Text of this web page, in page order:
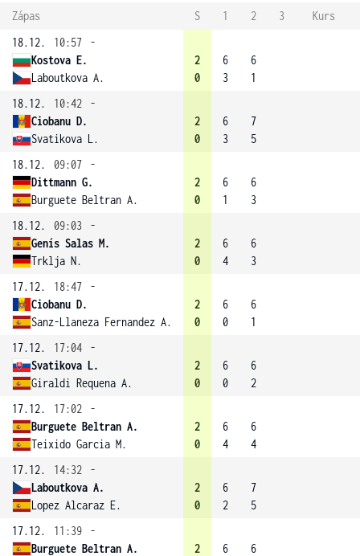
Zápas S 1 2 3
Kurs
18.12.
10:57
-
Kostova E.
Laboutkova A.
2
0
6
3
6
1
18.12.
10:42
-
Ciobanu D.
Svatikova L.
2
0
6
3
7
5
18.12.
09:07
-
Dittmann G.
Burguete Beltran A.
2
0
6
1
6
3
18.12.
09:03
-
Genís Salas M.
Trklja N.
2
0
6
4
6
3
17.12.
18:47
-
Ciobanu D.
Sanz-Llaneza Fernandez A.
2
0
6
0
6
1
17.12.
17:04
-
Svatikova L.
Giraldi Requena A.
2
0
6
0
6
2
17.12.
17:02
-
Burguete Beltran A.
Teixido Garcia M.
2
0
6
4
6
4
17.12.
14:32
-
Laboutkova A.
Lopez Alcaraz E.
2
0
6
2
7
5
17.12.
11:39
-
Burguete Beltran A.
2
6
6